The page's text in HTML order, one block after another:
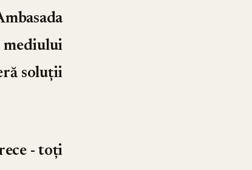
soluții
- toți